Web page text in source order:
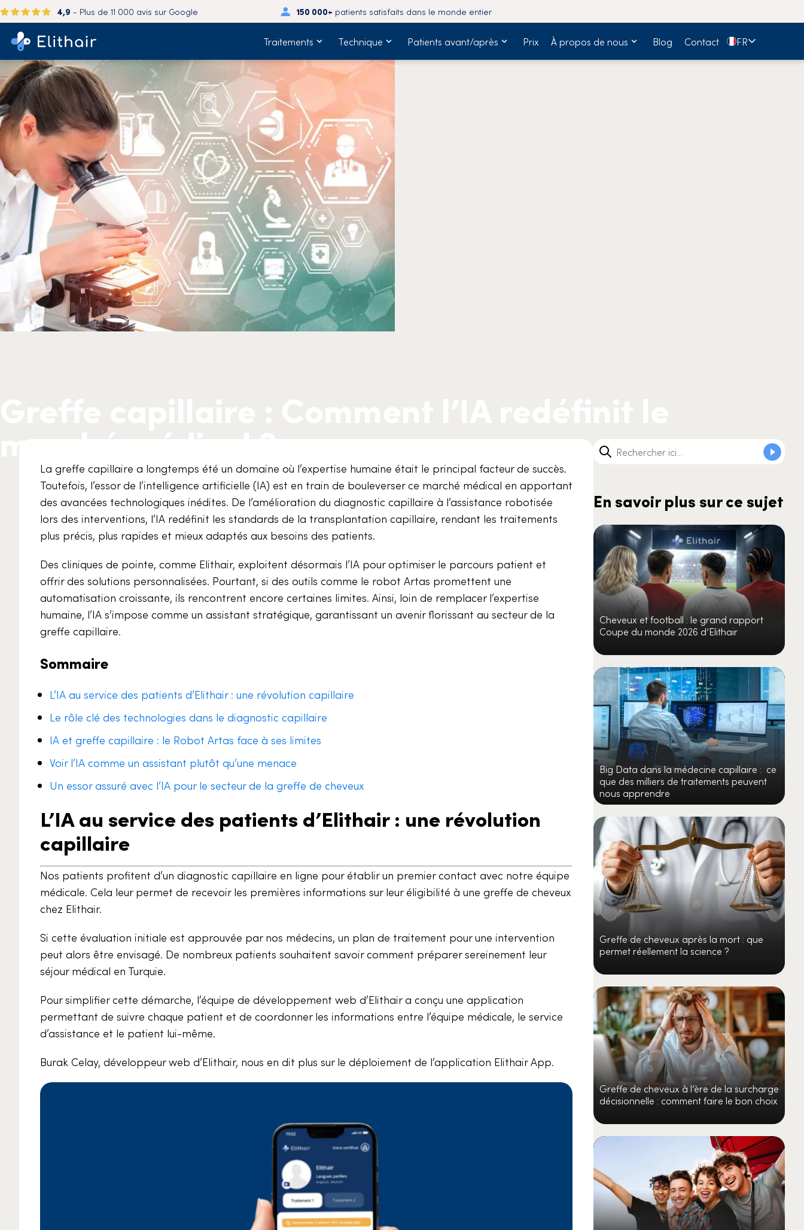
4,9 - Plus de 11 000 avis sur Google 150 000+ patients satisfaits dans le monde entier
Traitements Technique Patients avant/après Prix À propos de nous Blog Contact 🇫🇷FR
La greffe capillaire a longtemps été un domaine où l’expertise humaine était le principal facteur de succès.
Toutefois, l’essor de l’intelligence artificielle (IA) est en train de bouleverser ce marché médical en apportant
des avancées technologiques inédites. De l’amélioration du diagnostic capillaire à l’assistance robotisée
lors des interventions, l’IA redéfinit les standards de la transplantation capillaire, rendant les traitements
plus précis, plus rapides et mieux adaptés aux besoins des patients.
Des cliniques de pointe, comme Elithair, exploitent désormais l’IA pour optimiser le parcours patient et
offrir des solutions personnalisées. Pourtant, si des outils comme le robot Artas promettent une
automatisation croissante, ils rencontrent encore certaines limites. Ainsi, loin de remplacer l’expertise
humaine, l’IA s’impose comme un assistant stratégique, garantissant un avenir florissant au secteur de la
greffe capillaire.
Sommaire
L’IA au service des patients d’Elithair : une révolution capillaire
Le rôle clé des technologies dans le diagnostic capillaire
IA et greffe capillaire : le Robot Artas face à ses limites
Voir l’IA comme un assistant plutôt qu’une menace
Un essor assuré avec l’IA pour le secteur de la greffe de cheveux
L’IA au service des patients d’Elithair : une révolution
capillaire
Nos patients profitent d’un diagnostic capillaire en ligne pour établir un premier contact avec notre équipe
médicale. Cela leur permet de recevoir les premières informations sur leur éligibilité à une greffe de cheveux
chez Elithair.
Si cette évaluation initiale est approuvée par nos médecins, un plan de traitement pour une intervention
peut alors être envisagé. De nombreux patients souhaitent savoir comment préparer sereinement leur
séjour médical en Turquie.
Pour simplifier cette démarche, l’équipe de développement web d’Elithair a conçu une application
permettant de suivre chaque patient et de coordonner les informations entre l’équipe médicale, le service
d’assistance et le patient lui-même.
Burak Celay, développeur web d’Elithair, nous en dit plus sur le déploiement de l’application Elithair App.
En savoir plus sur ce sujet
Cheveux et football : le grand rapport
Coupe du monde 2026 d’Elithair
Big Data dans la médecine capillaire : ce
que des milliers de traitements peuvent
nous apprendre
Greffe de cheveux après la mort : que
permet réellement la science ?
Greffe de cheveux à l’ère de la surcharge
décisionnelle : comment faire le bon choix